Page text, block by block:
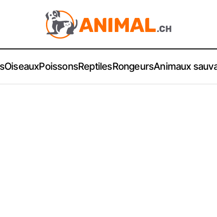
OiseauxPoissonsReptilesRongeursAnimaux